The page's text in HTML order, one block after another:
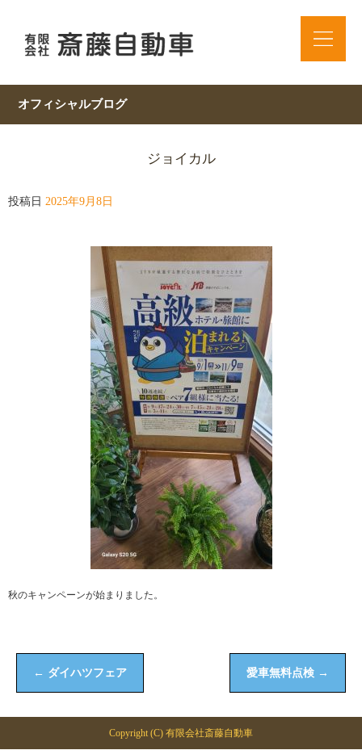
オフィシャルブログ
ジョイカル
投稿日 2025年9月8日
秋のキャンペーンが始まりました。
← ダイハツフェア 愛車無料点検 →
Copyright (C) 有限会社斎藤自動車